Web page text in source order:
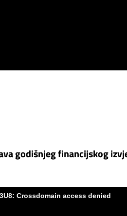
godišnjeg financijskog